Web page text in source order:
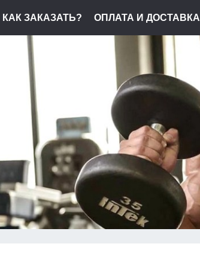
КАК ЗАКАЗАТЬ? ОПЛАТА И ДОСТАВКА